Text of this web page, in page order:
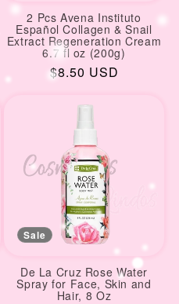
2 Pcs Avena Instituto
Español Collagen & Snail
Extract Regeneration Cream
6.7 fl oz (200g)
Regular
$8.50 USD
Sale
De La Cruz Rose Water
Spray for Face, Skin and
Hair, 8 Oz